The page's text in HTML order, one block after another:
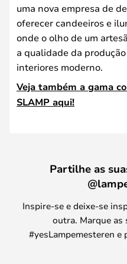
uma nova empresa de
oferecer candeeiros e
onde o olho de um
a qualidade da
interiores moderno.
Veja também a gama
SLAMP aqui!
Partilhe as
Inspire-se e deixe-se
outra. Marque as
#yesLampemesteren e